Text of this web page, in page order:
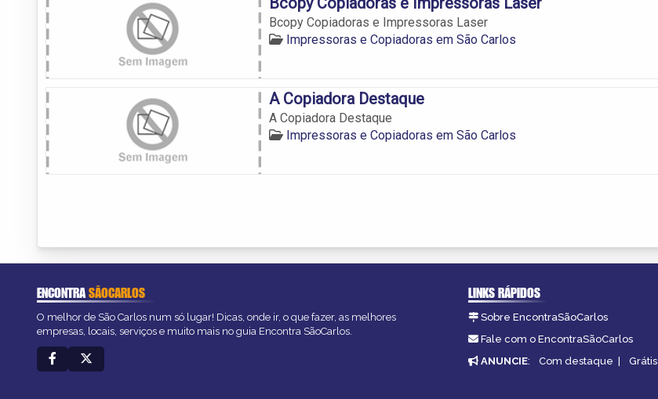
Bcopy Copiadoras e Impressoras Laser
Impressoras e Copiadoras em São Carlos
A Copiadora Destaque
A Copiadora Destaque
Impressoras e Copiadoras em São Carlos
ENCONTRASÃOCARLOS
O melhor de São Carlos num só lugar! Dicas, onde ir, o que fazer, as melhores
empresas, locais, serviços e muito mais no guia Encontra SãoCarlos.
LINKS RÁPIDOS
Sobre EncontraSãoCarlos
Fale com o EncontraSãoCarlos
ANUNCIE: Com destaque | Grátis